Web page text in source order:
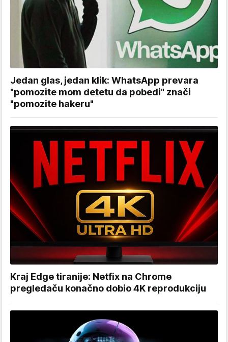
Jedan glas, jedan klik: WhatsApp prevara
"pomozite mom detetu da pobedi" znači
"pomozite hakeru"
Kraj Edge tiranije: Netfix na Chrome
pregledaču konačno dobio 4K reprodukciju